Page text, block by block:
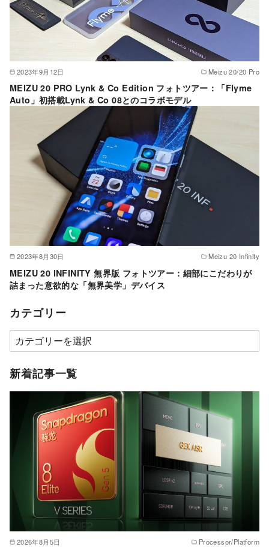
2023年9月12日 Meizu 20/20 Pro
MEIZU 20 PRO Lynk & Co Edition フォトツアー：「Flyme
Auto」初搭載Lynk & Co 08とのコラボモデル
2023年8月30日 Meizu 20 Infinity
MEIZU 20 INFINITY 無界版 フォトツアー：細部にこだわりが
詰まった意欲的な「無界美学」デバイス
カテゴリー
カ
テ
ゴ
新着記事一覧
2026年8月5日 Processor/Platform